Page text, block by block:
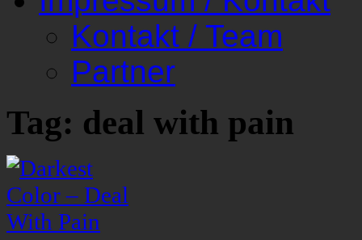
Kontakt / Team
Partner
Tag: deal with pain